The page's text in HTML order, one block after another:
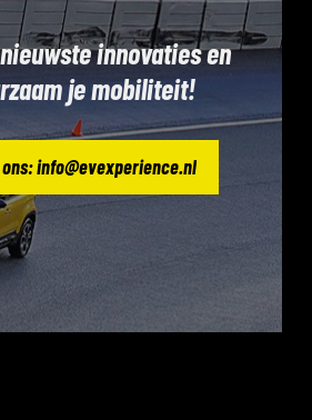
innovaties en
je mobiliteit!
info@evexperience.nl